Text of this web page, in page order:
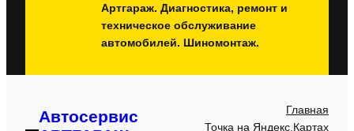
Артгараж. Диагностика, ремонт и
техническое обслуживание
автомобилей. Шиномонтаж.
Автосервис
Главная
Точка на Яндекс.Картах